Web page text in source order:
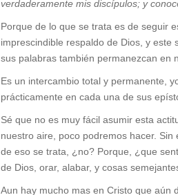
verdaderamente mis discípulos; y
Porque de lo que se trata es de seguir
imprescindible respaldo de Dios, y
sus palabras también permanezcan en
Es un intercambio total y permanente,
prácticamente en cada una de sus
Sé que no es muy fácil asumir esta
nuestro aire, poco podremos hacer.
de eso se trata, ¿no? Porque, ¿que
de Dios, orar, alabar, y cosas
Aun hay mucho mas en Cristo que aún